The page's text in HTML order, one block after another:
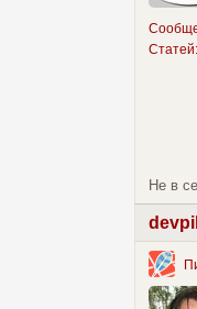
Статей:
Не в